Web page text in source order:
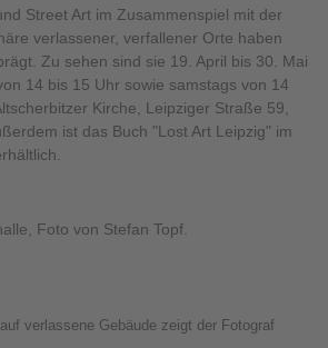
Street Art im Zusammenspiel mit der
verlassener, verfallener Orte haben
Zu sehen sind sie 19. April bis 30. Mai
14 bis 15 Uhr sowie samstags von 14
Kirche, Leipziger Straße 59,
ist das Buch "Lost Art Leipzig" im
verlassene Gebäude zeigt der Fotograf